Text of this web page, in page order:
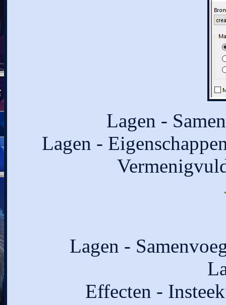
Lagen -
Lagen -
Lagen -
Effecten -